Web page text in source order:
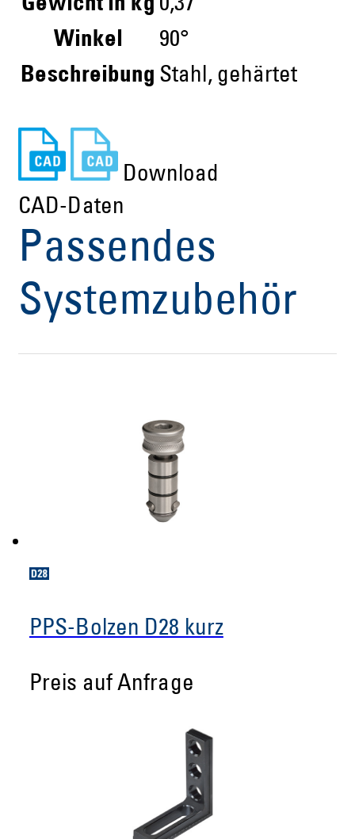
Gewicht in kg 0,37
Winkel
90°
Beschreibung Stahl, gehärtet
Download
CAD-Daten
Passendes
Systemzubehör
PPS-Bolzen D28 kurz
Preis auf Anfrage